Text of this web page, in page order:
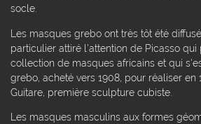
socle.
Les masques grebo ont très tôt été
particulier attiré l'attention de Picasso qui
collection de masques africains et qui
grebo, acheté vers 1908, pour réaliser
Guitare, première sculpture cubiste.
Les masques masculins aux formes